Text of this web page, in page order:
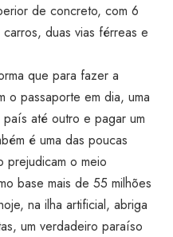
de concreto, com 6
duas vias férreas e
que para fazer a
o passaporte em dia, uma
até outro e pagar um
é uma das poucas
prejudicam o meio
base mais de 55 milhões
na ilha artificial, abriga
um verdadeiro paraíso